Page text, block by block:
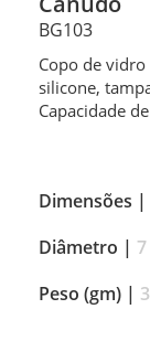
BG103
Copo de
silicone,
Capacidade
Dimensões |
Diâmetro |
Peso (gm) |